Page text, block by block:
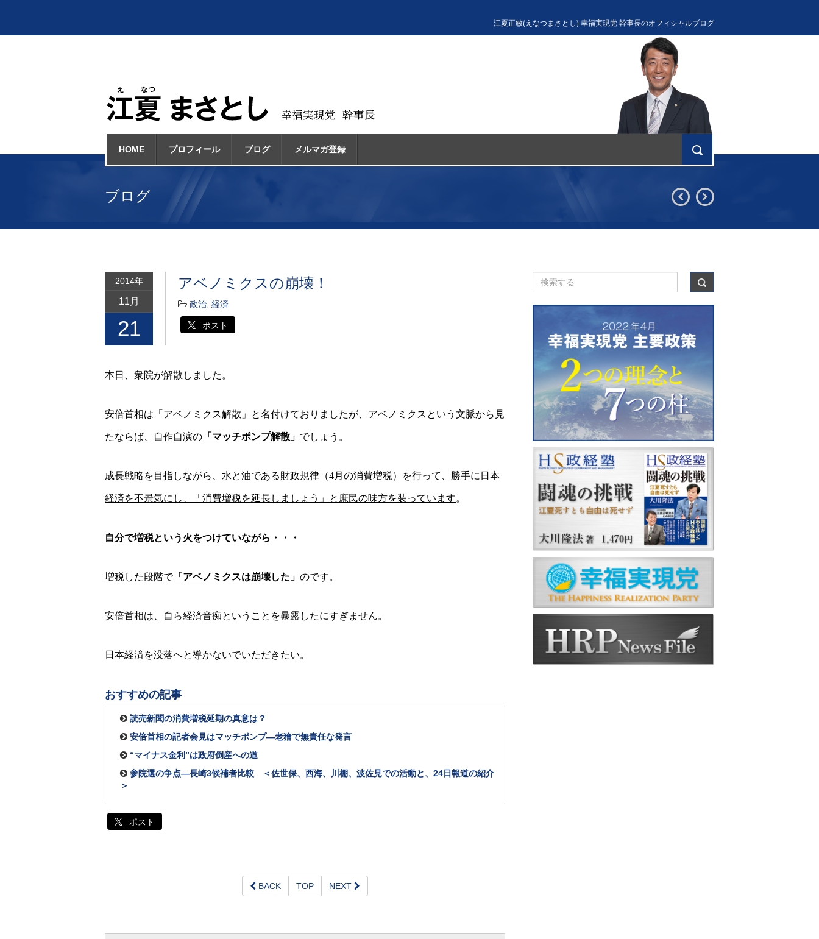
江夏正敏(えなつまさとし) 幸福実現党 幹事長のオフィシャルブログ
HOME プロフィール ブログ メルマガ登録
ブログ
2014年
11月
21
アベノミクスの崩壊！
政治 経済
ポスト
本日、衆院が解散しました。
安倍首相は「アベノミクス解散」と名付けておりましたが、アベノミクスという文脈から見
たならば、 自作自演の 「マッチポンプ解散」 でしょう。
成長戦略を目指しながら、水と油である財政規律（4月の消費増税）を行って、勝手に日本
経済を不景気にし、「消費増税を延長しましょう」と庶民の味方を装っています。
自分で増税という火をつけていながら・・・
増税した段階で「アベノミクスは崩壊した」 のです。
安倍首相は、自ら経済音痴ということを暴露したにすぎません。
日本経済を没落へと導かないでいただきたい。
おすすめの記事
読売新聞の消費増税延期の真意は？
安倍首相の記者会見はマッチポンプ―老獪で無責任な発言
“マイナス金利”は政府倒産への道
参院選の争点―長崎3候補者比較 ＜佐世保、西海、川棚、波佐見での活動と、24日報道の紹介
＞
ポスト
BACK TOP NEXT